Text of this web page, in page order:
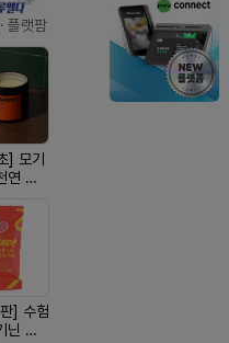
· 플랫팜
] 모기
연 계
] 수험
닌 에